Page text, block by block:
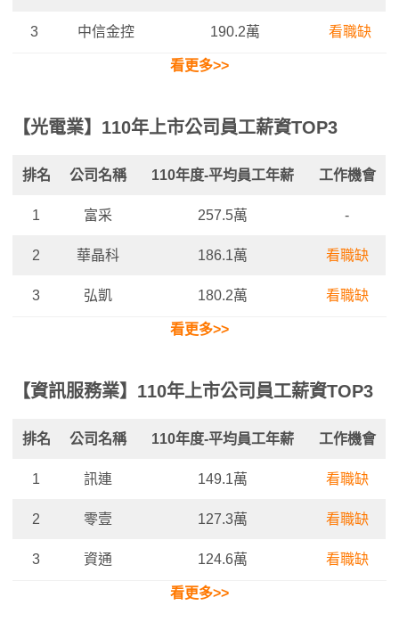
3 中信金控 190.2萬 看職缺
看更多>>
【光電業】110年上市公司員工薪資TOP3
排名 公司名稱 110年度-平均員工年薪 工作機會
1 富采 257.5萬 -
2 華晶科 186.1萬 看職缺
3 弘凱 180.2萬 看職缺
看更多>>
【資訊服務業】110年上市公司員工薪資TOP3
排名 公司名稱 110年度-平均員工年薪 工作機會
1 訊連 149.1萬 看職缺
2 零壹 127.3萬 看職缺
3 資通 124.6萬 看職缺
看更多>>